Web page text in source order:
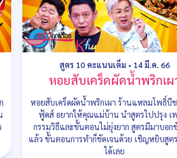
สูตร 10 คะแนนเต็ม • 14 มี.ค. 66
หอยสับเคร็ดผัดน้ำพริกเผ
หอยสับเคร็ดผัดน้ำพริกเผา ร้านแหลมโพธิ์บี
ฟู้ดส์ อยากให้คุณแม่บ้าน นำสูตรไปปรุง เ
กรรมวิธีและขั้นตอนไม่ยุ่งยาก สูตรมีมาบอก
แล้ว ขั้นตอนการทำก็ชัดเจนด้วย เชิญหยิบสูต
ได้เลย